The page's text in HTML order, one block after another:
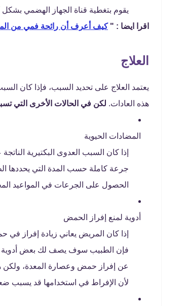
يقوم بتغطية قناة الجهاز الهضمي
اقرا ايضا : "كيف أعرف أن رائحة فمي من
العلاج
يعتمد العلاج على تحديد السبب، فإذا كان
هذه العادات. لكن في الحالات الأخرى التي
المضادات الحيوية
إذا كان السبب العدوى البكتيرية
جرعة كاملة حسب المدة التي يحددها
الحصول على الجرعات في المواعيد
أدوية لمنع إفراز الحمض
إذا كان المريض يعاني زيادة إفراز
فإن الطبيب سوف يصف لك بعض أدوية
عن إفراز حمض وعصارة المعدة، ولكن
لأن الإفراط في استخدامها قد يسبب